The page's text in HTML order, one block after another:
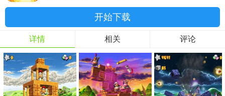
开始下载
详情 相关 评论